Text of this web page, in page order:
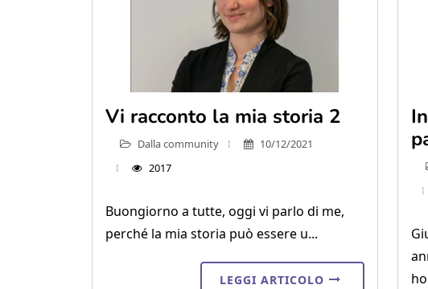
Vi racconto la mia storia 2
Dalla community
10/12/2021
2017
Buongiorno a tutte, oggi vi parlo di me,
perché la mia storia può essere u...
LEGGI ARTICOLO
ho